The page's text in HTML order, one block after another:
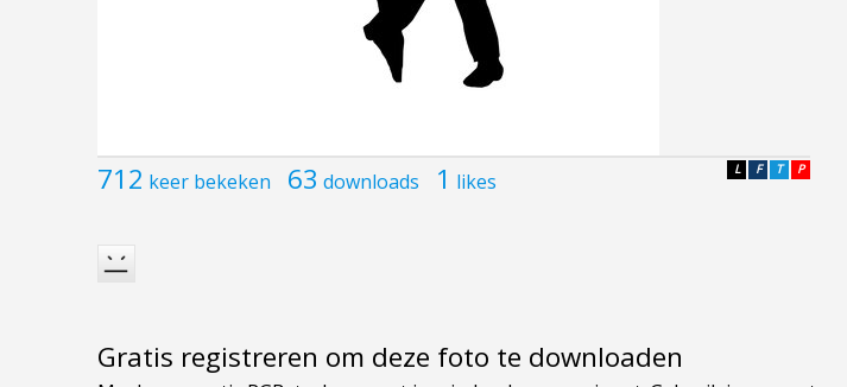
712 keer bekeken 63 downloads 1 likes P
T
F
L
Gratis registreren om deze foto te downloaden